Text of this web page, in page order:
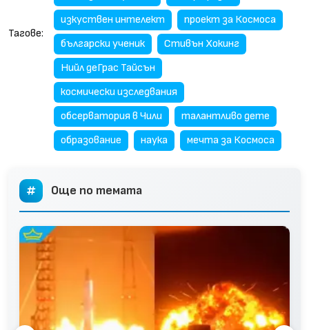
Тагове:
изкуствен интелект
проект за Космоса
български ученик
Стивън Хокинг
Нийл деГрас Тайсън
космически изследвания
обсерватория в Чили
талантливо дете
образование
наука мечта за Космоса
Още по темата